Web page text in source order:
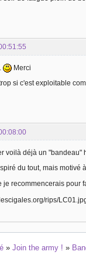
Merci
si c'est exploitable
voilà déjà un "bandeau"
du tout, mais motivé
je recommencerais pour
»Join the army ! »